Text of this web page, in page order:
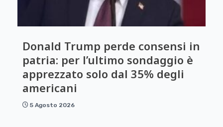
Donald Trump perde consensi in
patria: per l’ultimo sondaggio è
apprezzato solo dal 35% degli
americani
5 Agosto 2026